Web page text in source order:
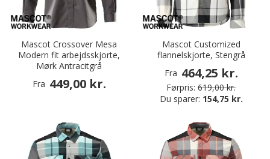
Mascot Crossover Mesa
Modern fit arbejdsskjorte,
Mørk Antracitgrå
Fra 449,00 kr.
Mascot Customized
flannelskjorte, Stengrå
Fra 464,25 kr.
Førpris: 619,00 kr.
Du sparer: 154,75 kr.